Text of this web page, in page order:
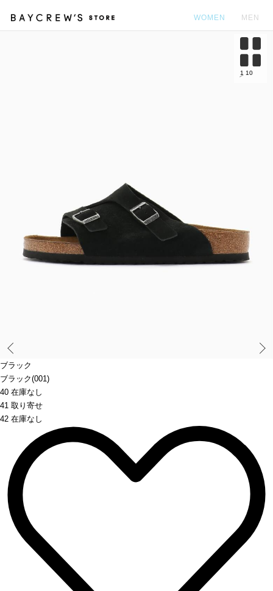
WOMEN MEN
ブラック
ブラック(001)
40 在庫なし
41 取り寄せ
42 在庫なし
1 10